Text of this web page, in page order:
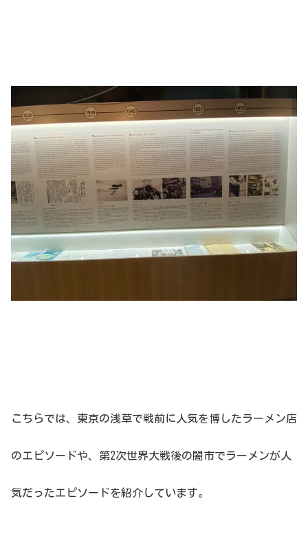
こちらでは、東京の浅草で戦前に人気を博したラーメン店
のエピソードや、第2次世界大戦後の闇市でラーメンが人
気だったエピソードを紹介しています。